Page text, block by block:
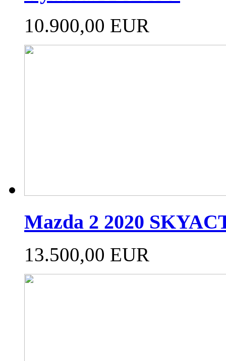
10.900,00 EUR
Mazda 2 2020
13.500,00 EUR